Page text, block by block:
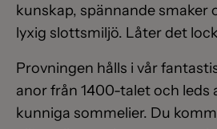
kunskap, spännande smaker
lyxig slottsmiljö. Låter det
Provningen hålls i vår
anor från 1400-talet och leds
kunniga sommelier. Du